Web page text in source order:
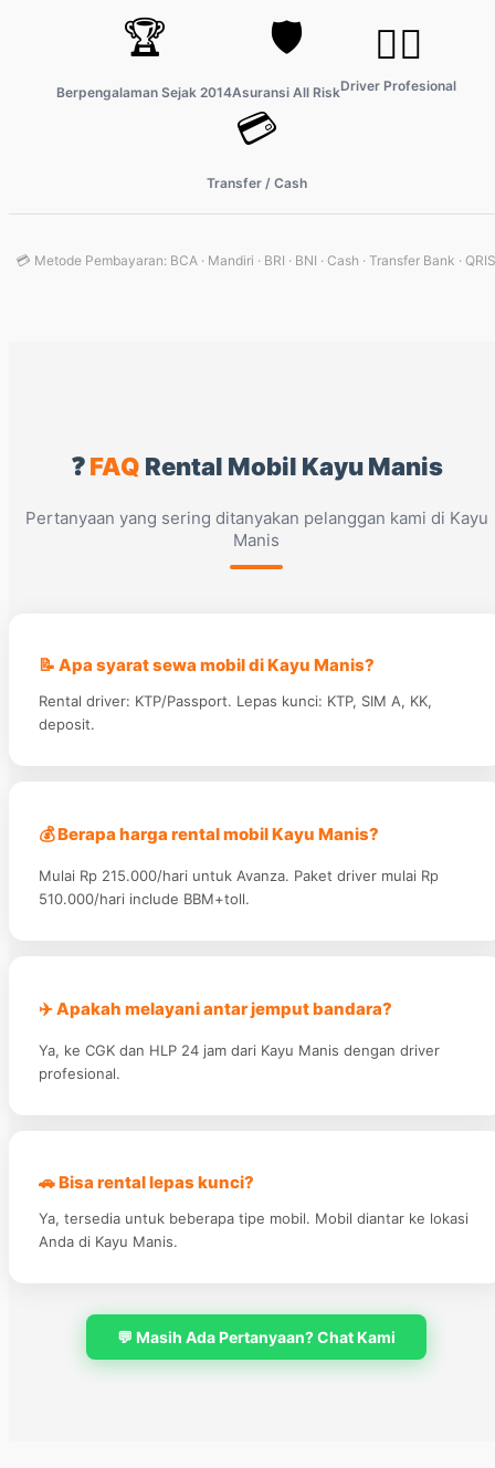
🏆
Berpengalaman Sejak 2014
🛡️
Asuransi All Risk
👨‍✈️
Driver Profesional
💳
Transfer / Cash
💳 Metode Pembayaran: BCA · Mandiri · BRI · BNI · Cash · Transfer Bank · QRIS
❓FAQ Rental Mobil Kayu Manis
Pertanyaan yang sering ditanyakan pelanggan kami di Kayu
Manis
📝 Apa syarat sewa mobil di Kayu Manis?
Rental driver: KTP/Passport. Lepas kunci: KTP, SIM A, KK,
deposit.
💰 Berapa harga rental mobil Kayu Manis?
Mulai Rp 215.000/hari untuk Avanza. Paket driver mulai Rp
510.000/hari include BBM+toll.
✈️ Apakah melayani antar jemput bandara?
Ya, ke CGK dan HLP 24 jam dari Kayu Manis dengan driver
profesional.
🚗 Bisa rental lepas kunci?
Ya, tersedia untuk beberapa tipe mobil. Mobil diantar ke lokasi
Anda di Kayu Manis.
💬 Masih Ada Pertanyaan? Chat Kami